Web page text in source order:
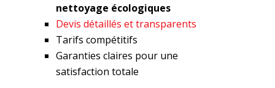
nettoyage écologiques
Devis détaillés et transparents
Tarifs compétitifs
Garanties claires pour une
satisfaction totale